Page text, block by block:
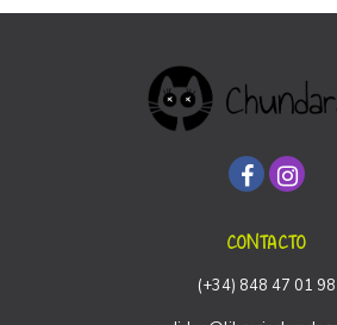
CONTACTO
(+34) 848 47 01 98